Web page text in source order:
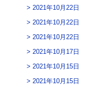
2021年10月22日
2021年10月22日
2021年10月22日
2021年10月17日
2021年10月15日
2021年10月15日